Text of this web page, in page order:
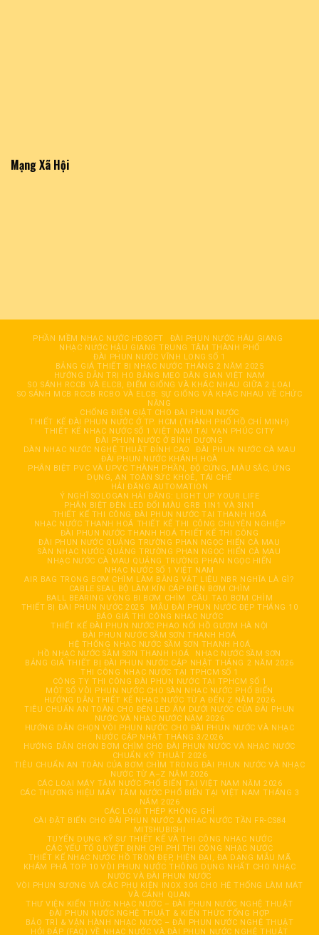
Mạng Xã Hội
PHẦN MỀM NHẠC NƯỚC HDSOFT
ĐÀI PHUN NƯỚC HÂỤ GIANG
NHẠC NƯỚC HẬU GIANG TRUNG TÂM THÀNH PHỐ
ĐÀI PHUN NƯỚC VĨNH LONG SỐ 1
BẢNG GIÁ THIẾT BỊ NHẠC NƯỚC THÁNG 2 NĂM 2025
HƯỚNG DẪN TRỊ HO BẰNG MẸO DÂN GIAN VIỆT NAM
SO SÁNH RCCB VÀ ELCB, ĐIỂM GIỐNG VÀ KHÁC NHAU GIỮA 2 LOẠI
SO SÁNH MCB RCCB RCBO VÀ ELCB: SỰ GIỐNG VÀ KHÁC NHAU VỀ CHỨC
NĂNG
CHỐNG ĐIỆN GIẬT CHO ĐÀI PHUN NƯỚC
THIẾT KẾ ĐÀI PHUN NƯỚC Ở TP. HCM (THÀNH PHỐ HỒ CHÍ MINH)
THIẾT KẾ NHẠC NƯỚC SỐ 1 VIỆT NAM TẠI VẠN PHÚC CITY
ĐÀI PHUN NƯỚC Ở BÌNH DƯƠNG
DÀN NHẠC NƯỚC NGHỆ THUẬT ĐỈNH CAO
ĐÀI PHUN NƯỚC CÀ MAU
ĐÀI PHUN NƯỚC KHÁNH HOÀ
PHÂN BIỆT PVC VÀ UPVC THÀNH PHẦN, ĐỘ CỨNG, MÀU SẮC, ỨNG
DỤNG, AN TOÀN SỨC KHOẺ, TÁI CHẾ
HẢI ĐĂNG AUTOMATION
Ý NGHĨ SOLOGAN HẢI ĐĂNG: LIGHT UP YOUR LIFE
PHÂN BIỆT ĐÈN LED ĐỔI MÀU GRB 1IN1 VÀ 3IN1
THIẾT KẾ THI CÔNG ĐÀI PHUN NƯỚC TẠI THANH HOÁ
NHẠC NƯỚC THANH HOÁ THIẾT KẾ THI CÔNG CHUYÊN NGHIỆP
ĐÀI PHUN NƯỚC THANH HOÁ THIẾT KẾ THI CÔNG
ĐÀI PHUN NƯỚC QUẢNG TRƯỜNG PHAN NGỌC HIỂN CÀ MAU
SÀN NHẠC NƯỚC QUẢNG TRƯỜNG PHAN NGỌC HIỂN CÀ MAU
NHẠC NƯỚC CÀ MAU QUẢNG TRƯỜNG PHAN NGỌC HIỂN
NHẠC NƯỚC SỐ 1 VIỆT NAM
AIR BAG TRONG BƠM CHÌM LÀM BẰNG VẬT LIỆU NBR NGHĨA LÀ GÌ?
CABLE SEAL BỘ LÀM KÍN CÁP ĐIỆN BƠM CHÌM
BALL BEARING VÒNG BI BƠM CHÌM
CẦU TẠO BƠM CHÌM
THIẾT BỊ ĐÀI PHUN NƯỚC 2025
MẪU ĐÀI PHUN NƯỚC ĐẸP THÁNG 10
BÁO GIÁ THI CÔNG NHẠC NƯỚC
THIẾT KẾ ĐÀI PHUN NƯỚC PHAO NỔI HỒ GƯƠM HÀ NỘI
ĐÀI PHUN NƯỚC SẦM SƠN THANH HOÁ
HỆ THỐNG NHẠC NƯỚC SẦM SƠN THANH HOÁ
HỒ NHẠC NƯỚC SẦM SƠN THANH HOÁ
NHẠC NƯỚC SẦM SƠN
BẢNG GIÁ THIẾT BỊ ĐÀI PHUN NƯỚC CẬP NHẬT THÁNG 2 NĂM 2026
THI CÔNG NHẠC NƯỚC TẠI TPHCM SỐ 1
CÔNG TY THI CÔNG ĐÀI PHUN NƯỚC TẠI TPHCM SỐ 1
MỘT SỐ VÒI PHUN NƯỚC CHO SÀN NHẠC NƯỚC PHỔ BIẾN
HƯỚNG DẪN THIẾT KẾ NHẠC NƯỚC TỪ A ĐẾN Z NĂM 2026
TIÊU CHUẨN AN TOÀN CHO ĐÈN LED ÂM DƯỚI NƯỚC CỦA ĐÀI PHUN
NƯỚC VÀ NHẠC NƯỚC NĂM 2026
HƯỚNG DẪN CHỌN VÒI PHUN NƯỚC CHO ĐÀI PHUN NƯỚC VÀ NHẠC
NƯỚC CẬP NHẬT THÁNG 3/2026
HƯỚNG DẪN CHỌN BƠM CHÌM CHO ĐÀI PHUN NƯỚC VÀ NHẠC NƯỚC
CHUẨN KỸ THUẬT 2026
TIÊU CHUẨN AN TOÀN CỦA BƠM CHÌM TRONG ĐÀI PHUN NƯỚC VÀ NHẠC
NƯỚC TỪ A–Z NĂM 2026
CÁC LOẠI MÁY TĂM NƯỚC PHỔ BIẾN TẠI VIỆT NAM NĂM 2026
CÁC THƯƠNG HIỆU MÁY TĂM NƯỚC PHỔ BIẾN TẠI VIỆT NAM THÁNG 3
NĂM 2026
CÁC LOẠI THÉP KHÔNG GHỈ
CÀI ĐẶT BIẾN CHO ĐÀI PHUN NƯỚC & NHẠC NƯỚC TẦN FR-CS84
MITSHUBISHI
TUYỂN DỤNG KỸ SƯ THIẾT KẾ VÀ THI CÔNG NHẠC NƯỚC
CÁC YẾU TỐ QUYẾT ĐỊNH CHI PHÍ THI CÔNG NHẠC NƯỚC
THIẾT KẾ NHẠC NƯỚC HỒ TRÒN ĐẸP, HIỆN ĐẠI, ĐA DẠNG MẪU MÃ
KHÁM PHÁ TOP 10 VÒI PHUN NƯỚC THÔNG DỤNG NHẤT CHO NHẠC
NƯỚC VÀ ĐÀI PHUN NƯỚC
VÒI PHUN SƯƠNG VÀ CÁC PHỤ KIỆN INOX 304 CHO HỆ THỐNG LÀM MÁT
VÀ CẢNH QUAN
THƯ VIỆN KIẾN THỨC NHẠC NƯỚC – ĐÀI PHUN NƯỚC NGHỆ THUẬT
ĐÀI PHUN NƯỚC NGHỆ THUẬT & KIẾN THỨC TỔNG HỢP
BẢO TRÌ & VẬN HÀNH NHẠC NƯỚC – ĐÀI PHUN NƯỚC NGHỆ THUẬT
HỎI ĐÁP (FAQ) VỀ NHẠC NƯỚC VÀ ĐÀI PHUN NƯỚC NGHỆ THUẬT